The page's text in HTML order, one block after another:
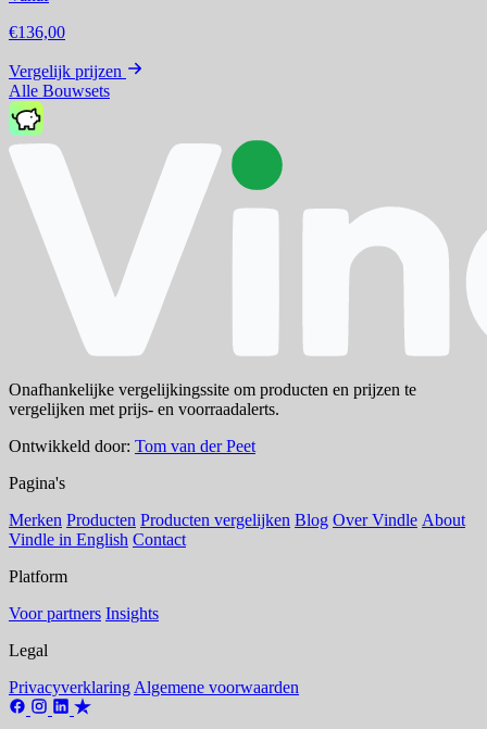
€136,00
Vergelijk prijzen
Alle Bouwsets
Onafhankelijke vergelijkingssite om producten en prijzen te
vergelijken met prijs- en voorraadalerts.
Ontwikkeld door: Tom van der Peet
Pagina's
Merken Producten Producten vergelijken Blog Over Vindle About
Vindle in English Contact
Platform
Voor partners Insights
Legal
Privacyverklaring Algemene voorwaarden